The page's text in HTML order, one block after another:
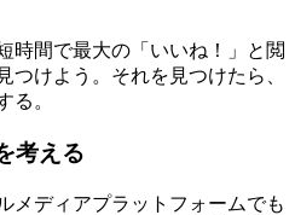
時間で最大の「いいね！」と閲
つけよう。それを見つけたら、
る。
考える
メディアプラットフォームでも